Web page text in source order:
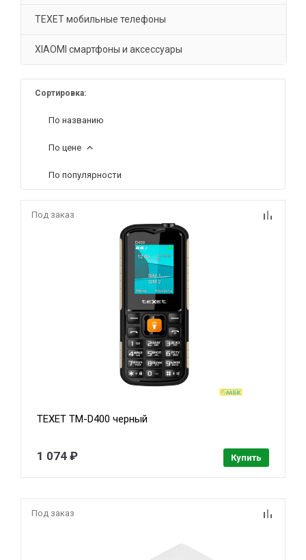
TEXET мобильные телефоны
XIAOMI смартфоны и аксессуары
Сортировка:
По названию
По цене
По популярности
Под заказ
TEXET TM-D400 черный
1 074 ₽ Купить
Под заказ